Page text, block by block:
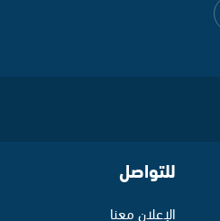
للتواصل
الإعلان معنا